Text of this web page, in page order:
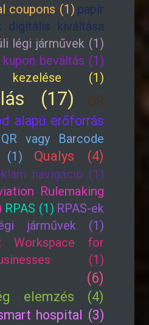
coupons (1) papír
digitális kiváltása
légi járművek (1)
beváltás (1)
kezelése (1)
(17)
QR
alapú erőforrás
QR vagy Barcode
(1)
Qualys (4)
navigáció (1)
Rulemaking
RPAS (1) RPAS-ek
járművek (1)
Workspace for
(1)
(6)
elemzés (4)
hospital (3)